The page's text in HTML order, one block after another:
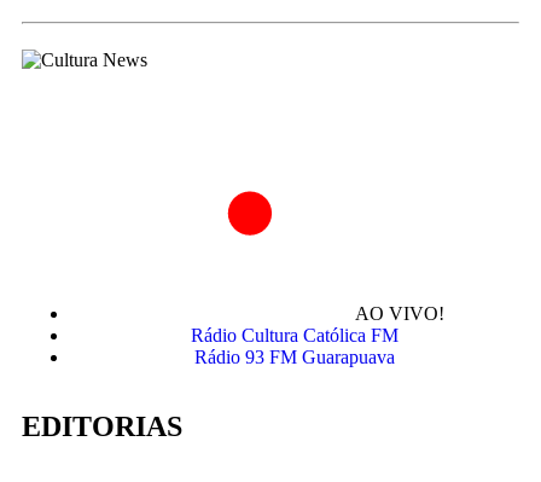
AO VIVO!
Rádio Cultura Católica FM
Rádio 93 FM Guarapuava
EDITORIAS